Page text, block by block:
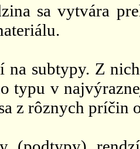
sa vytvára
na subtypy. Z
typu v
z rôznych príčin